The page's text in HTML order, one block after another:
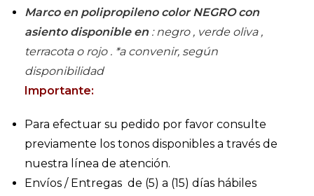
Marco en polipropileno color NEGRO con
asiento disponible en : negro , verde oliva ,
terracota o rojo . *a convenir, según
disponibilidad
Importante:
Para efectuar su pedido por favor consulte
previamente los tonos disponibles a través de
nuestra línea de atención.
Envíos / Entregas de (5) a (15) días hábiles